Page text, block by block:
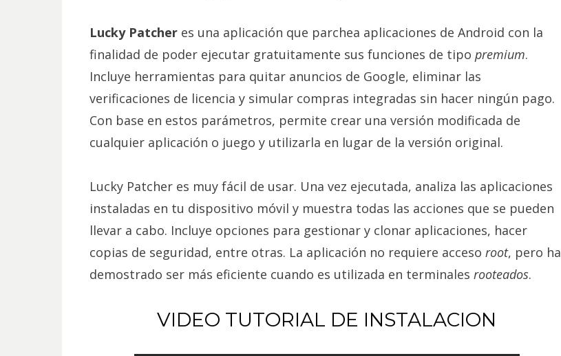
Lucky Patcheres una aplicación que parchea aplicaciones de Android con la
finalidad de poder ejecutar gratuitamente sus funciones de tipo premium.
Incluye herramientas para quitar anuncios de Google, eliminar las
verificaciones de licencia y simular compras integradas sin hacer ningún pago.
Con base en estos parámetros, permite crear una versión modificada de
cualquier aplicación o juego y utilizarla en lugar de la versión original.
Lucky Patcher es muy fácil de usar. Una vez ejecutada, analiza las aplicaciones
instaladas en tu dispositivo móvil y muestra todas las acciones que se pueden
llevar a cabo. Incluye opciones para gestionar y clonar aplicaciones, hacer
copias de seguridad, entre otras. La aplicación no requiere acceso root, pero ha
demostrado ser más eficiente cuando es utilizada en terminales rooteados.
VIDEO TUTORIAL DE INSTALACION